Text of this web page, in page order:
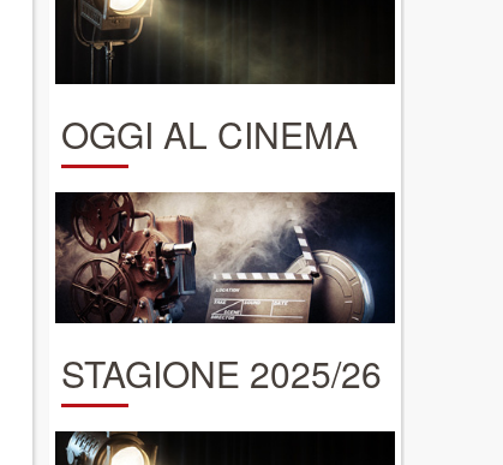
OGGI AL CINEMA
STAGIONE 2025/26